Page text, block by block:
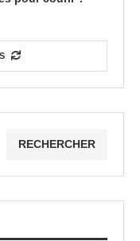
RECHERCHER